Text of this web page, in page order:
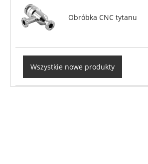
Obróbka CNC tytanu
Wszystkie nowe produkty